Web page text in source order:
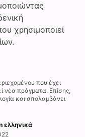
χρησιμοποιεί
που έχει
νέα πράγματα. Επίσης,
και απολαμβάνει
ελληνικά